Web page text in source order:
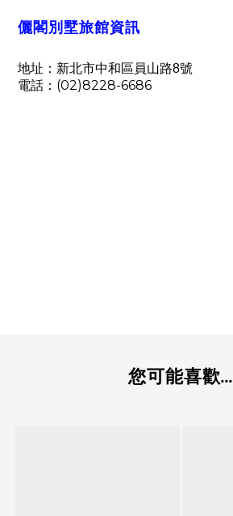
儷閣別墅旅館資訊
地址：新北市中和區員山路8號
電話： (02)8228-6686
您可能喜歡...